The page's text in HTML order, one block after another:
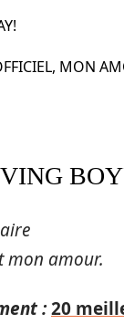
MON
mon amour.
:20